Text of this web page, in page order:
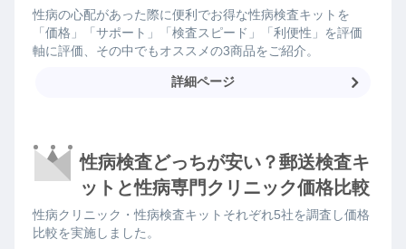
性病の心配があった際に便利でお得な性病検査キットを
「価格」「サポート」「検査スピード」「利便性」を評価
軸に評価、その中でもオススメの3商品をご紹介。
詳細ページ
性病検査どっちが安い？郵送検査キ
ットと性病専門クリニック価格比較
性病クリニック・性病検査キットそれぞれ5社を調査し価格
比較を実施しました。